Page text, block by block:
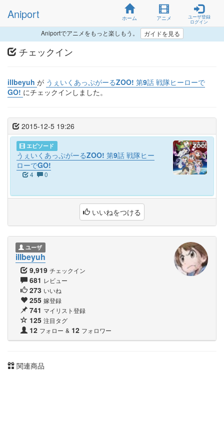
Aniport ホーム アニメ
ユーザ登録
ログイン
Aniportでアニメをもっと楽しもう。 ガイドを見る
チェックイン
illbeyuh が うぇいくあっぷがーるZOO! 第9話 戦隊ヒーローで
GO! にチェックインしました。
2015-12-5 19:26
エピソード
うぇいくあっぷがーるZOO! 第9話 戦隊ヒー
ローでGO!
4 0
いいねをつける
ユーザ
illbeyuh
9,919 チェックイン
681 レビュー
273 いいね
255 嫁登録
741 マイリスト登録
125 注目タグ
12 フォロー & 12 フォロワー
関連商品